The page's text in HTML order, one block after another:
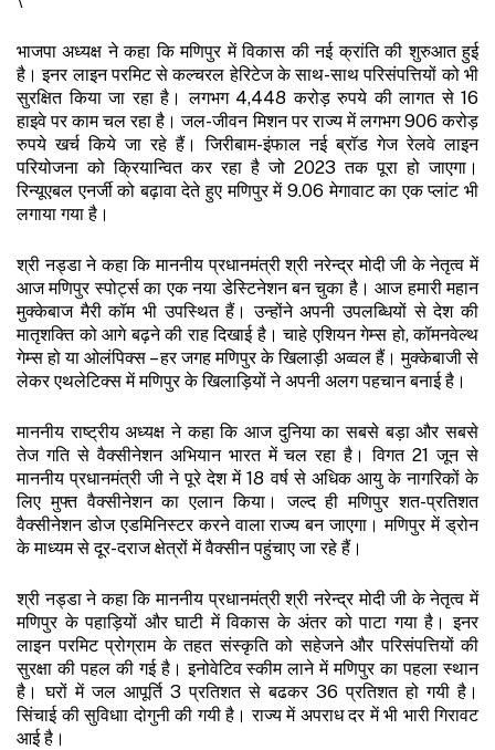
भाजपा अध्यक्ष ने कहा कि मणिपुर में विकास की नई क्रांति की शुरुआत हुई
है। इनर लाइन परमिट से कल्चरल हेरिटेज के साथ-साथ परिसंपत्तियों को भी
सुरक्षित किया जा रहा है। लगभग 4,448 करोड़ रुपये की लागत से 16
हाइवे पर काम चल रहा है। जल-जीवन मिशन पर राज्य में लगभग 906 करोड़
रुपये खर्च किये जा रहे हैं। जिरीबाम-इंफाल नई ब्रॉड गेज रेलवे लाइन
परियोजना को क्रियान्वित कर रहा है जो 2023 तक पूरा हो जाएगा।
रिन्यूएबल एनर्जी को बढ़ावा देते हुए मणिपुर में 9.06 मेगावाट का एक प्लांट भी
लगाया गया है।
श्री नड्डा ने कहा कि माननीय प्रधानमंत्री श्री नरेन्द्र मोदी जी के नेतृत्व में
आज मणिपुर स्पोर्ट्स का एक नया डेस्टिनेशन बन चुका है। आज हमारी महान
मुक्केबाज मैरी कॉम भी उपस्थित हैं। उन्होंने अपनी उपलब्धियों से देश की
मातृशक्ति को आगे बढ़ने की राह दिखाई है। चाहे एशियन गेम्स हो, कॉमनवेल्थ
गेम्स हो या ओलंपिक्स – हर जगह मणिपुर के खिलाड़ी अव्वल हैं। मुक्केबाजी से
लेकर एथलेटिक्स में मणिपुर के खिलाड़ियों ने अपनी अलग पहचान बनाई है।
माननीय राष्ट्रीय अध्यक्ष ने कहा कि आज दुनिया का सबसे बड़ा और सबसे
तेज गति से वैक्सीनेशन अभियान भारत में चल रहा है। विगत 21 जून से
माननीय प्रधानमंत्री जी ने पूरे देश में 18 वर्ष से अधिक आयु के नागरिकों के
लिए मुफ्त वैक्सीनेशन का एलान किया। जल्द ही मणिपुर शत-प्रतिशत
वैक्सीनेशन डोज एडमिनिस्टर करने वाला राज्य बन जाएगा। मणिपुर में ड्रोन
के माध्यम से दूर-दराज क्षेत्रों में वैक्सीन पहुंचाए जा रहे हैं।
श्री नड्डा ने कहा कि माननीय प्रधानमंत्री श्री नरेन्द्र मोदी जी के नेतृत्व में
मणिपुर के पहाड़ियों और घाटी में विकास के अंतर को पाटा गया है। इनर
लाइन परमिट प्रोग्राम के तहत संस्कृति को सहेजने और परिसंपत्तियों की
सुरक्षा की पहल की गई है। इनोवेटिव स्कीम लाने में मणिपुर का पहला स्थान
है। घरों में जल आपूर्ति 3 प्रतिशत से बढकर 36 प्रतिशत हो गयी है।
सिंचाई की सुविधाा दोगुनी की गयी है। राज्य में अपराध दर में भी भारी गिरावट
आई है।